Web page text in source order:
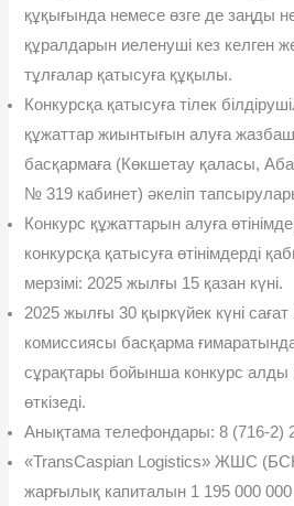
құқығында немесе өзге де заңды
құралдарын иеленуші кез келген
тұлғалар қатысуға құқылы.
Конкурсқа қатысуға тілек
құжаттар жиынтығын алуға
басқармаға (Көкшетау қаласы,
№ 319 кабинет) əкеліп
Конкурс құжаттарын алуға
конкурсқа қатысуға өтінімдерді
мерзімі: 2025 жылғы 15 қазан күні.
2025 жылғы 30 қыркүйек күні
комис­сиясы басқарма
сұрақтары бойын­ша конкурс
өткізеді.
Анықтама телефондары: 8 (716-2)
«TransCaspian Logistics» ЖШС (БСН
жарғылық капиталын 1 195 000 000